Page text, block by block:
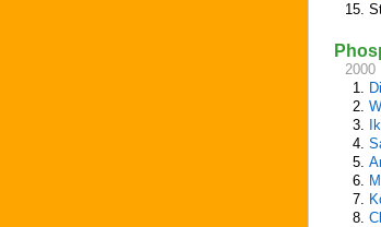
15.
2000
1.
2.
3.
4.
5.
6.
7.
8.